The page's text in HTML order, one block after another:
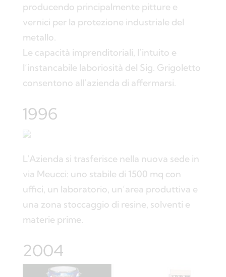
producendo principalmente pitture e
vernici per la protezione industriale del
metallo.
Le capacità imprenditoriali, l’intuito e
l’instancabile laboriosità del Sig. Grigoletto
consentono all’azienda di affermarsi.
1996
L’Azienda si trasferisce nella nuova sede in
via Meucci: uno stabile di 1500 mq con
uffici, un laboratorio, un’area produttiva e
una zona stoccaggio di resine, solventi e
materie prime.
2004